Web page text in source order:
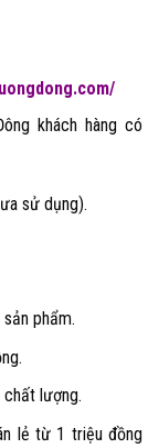
khách hàng có
sử dụng).
phẩm.
chất lượng.
lẻ từ 1 triệu đồng